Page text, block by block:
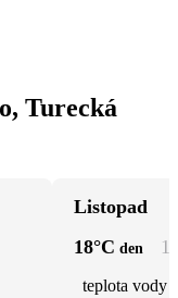
Turecká
Listopad
18°C den
teplota vody